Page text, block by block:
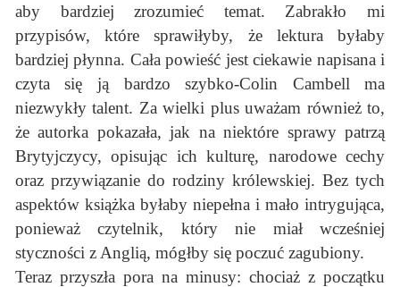
aby bardziej zrozumieć temat. Zabrakło mi
przypisów, które sprawiłyby, że lektura byłaby
bardziej płynna. Cała powieść jest ciekawie napisana i
czyta się ją bardzo szybko-Colin Cambell ma
niezwykły talent. Za wielki plus uważam również to,
że autorka pokazała, jak na niektóre sprawy patrzą
Brytyjczycy, opisując ich kulturę, narodowe cechy
oraz przywiązanie do rodziny królewskiej. Bez tych
aspektów książka byłaby niepełna i mało intrygująca,
ponieważ czytelnik, który nie miał wcześniej
styczności z Anglią, mógłby się poczuć zagubiony.
Teraz przyszła pora na minusy: chociaż z początku